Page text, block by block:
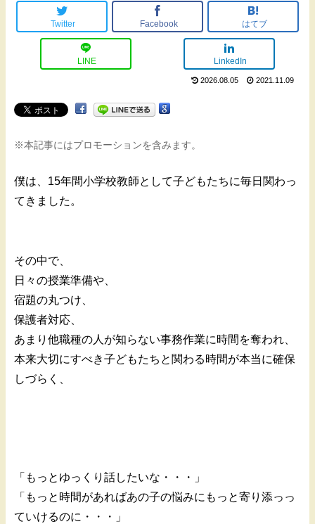
Twitter Facebook はてブ
LINE LinkedIn
2026.08.05 2021.11.09
※本記事にはプロモーションを含みます。
僕は、15年間小学校教師として子どもたちに毎日関わっ
てきました。
その中で、
日々の授業準備や、
宿題の丸つけ、
保護者対応、
あまり他職種の人が知らない事務作業に時間を奪われ、
本来大切にすべき子どもたちと関わる時間が本当に確保
しづらく、
「もっとゆっくり話したいな・・・」
「もっと時間があればあの子の悩みにもっと寄り添っっ
ていけるのに・・・」